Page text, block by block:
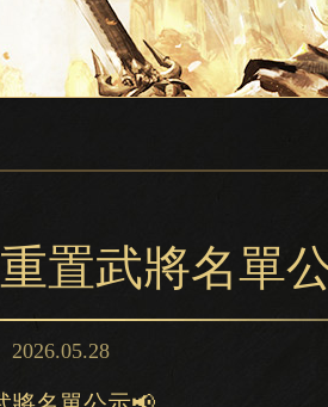
置武將名單
2026.05.28